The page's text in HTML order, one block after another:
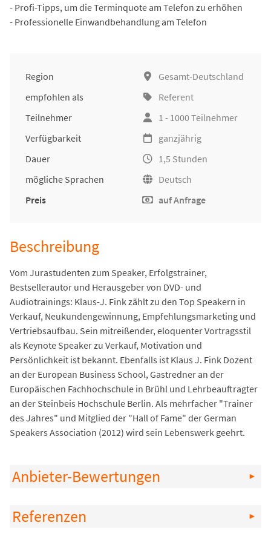
- Profi-Tipps, um die Terminquote am Telefon zu erhöhen
- Professionelle Einwandbehandlung am Telefon
Region
Gesamt-Deutschland
empfohlen als
Referent
Teilnehmer
1 - 1000 Teilnehmer
Verfügbarkeit
ganzjährig
Dauer
1,5 Stunden
mögliche Sprachen
Deutsch
Preis
auf Anfrage
Beschreibung
Vom Jurastudenten zum Speaker, Erfolgstrainer,
Bestsellerautor und Herausgeber von DVD- und
Audiotrainings: Klaus-J. Fink zählt zu den Top Speakern in
Verkauf, Neukundengewinnung, Empfehlungsmarketing und
Vertriebsaufbau. Sein mitreißender, eloquenter Vortragsstil
als Keynote Speaker zu Verkauf, Motivation und
Persönlichkeit ist bekannt. Ebenfalls ist Klaus J. Fink Dozent
an der European Business School, Gastredner an der
Europäischen Fachhochschule in Brühl und Lehrbeauftragter
an der Steinbeis Hochschule Berlin. Als mehrfacher "Trainer
des Jahres" und Mitglied der "Hall of Fame" der German
Speakers Association (2012) wird sein Lebenswerk geehrt.
Anbieter-Bewertungen
Referenzen